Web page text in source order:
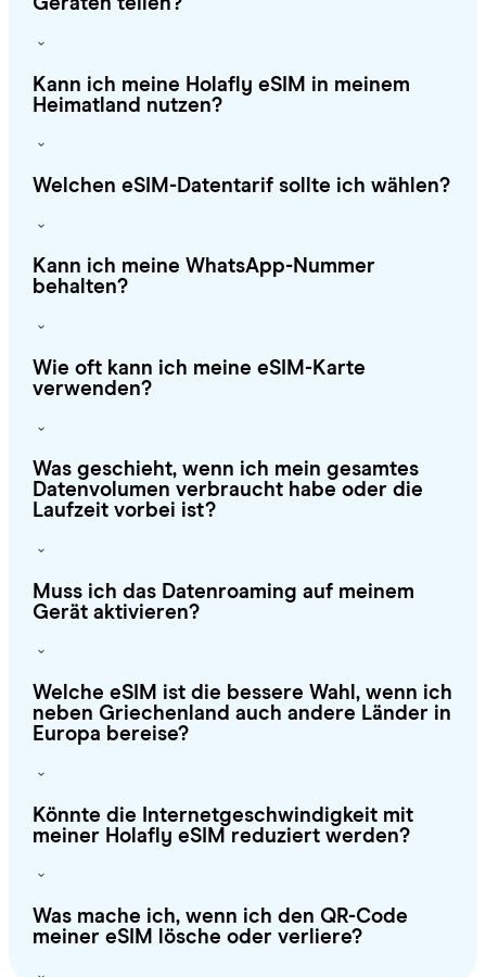
Kann ich meine Holafly eSIM in meinem
Heimatland nutzen?
Welchen eSIM-Datentarif sollte ich wählen?
Kann ich meine WhatsApp-Nummer
behalten?
Wie oft kann ich meine eSIM-Karte
verwenden?
Was geschieht, wenn ich mein gesamtes
Datenvolumen verbraucht habe oder die
Laufzeit vorbei ist?
Muss ich das Datenroaming auf meinem
Gerät aktivieren?
Welche eSIM ist die bessere Wahl, wenn ich
neben Griechenland auch andere Länder in
Europa bereise?
Könnte die Internetgeschwindigkeit mit
meiner Holafly eSIM reduziert werden?
Was mache ich, wenn ich den QR-Code
meiner eSIM lösche oder verliere?